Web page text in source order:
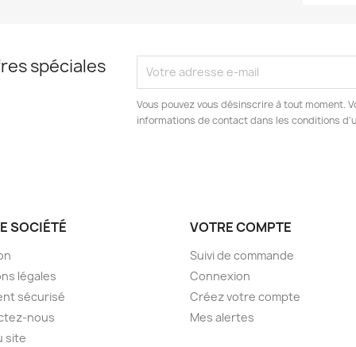
spéciales
Vous pouvez vous désinscrire à tout moment.
informations de contact dans les conditions
SOCIÉTÉ
légales
sécurisé
nous
site
VOTRE COMPTE
Suivi de commande
Connexion
Créez votre compte
Mes alertes